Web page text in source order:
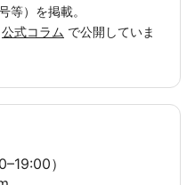
等）を掲載。
公式コラム で公開していま
）